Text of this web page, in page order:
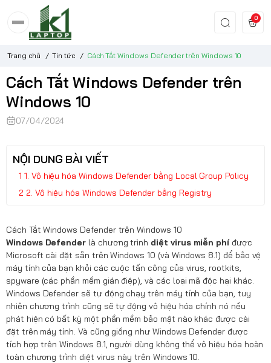
0
Trang chủ / Tin tức / Cách Tắt Windows Defender trên Windows 10
Cách Tắt Windows Defender trên
Windows 10
07/04/2024
NỘI DUNG BÀI VIẾT
1. Vô hiệu hóa Windows Defender bằng Local Group Policy
2. Vô hiệu hóa Windows Defender bằng Registry
Cách Tắt Windows Defender trên Windows 10
Windows Defender là chương trình diệt virus miễn phí được
Microsoft cài đặt sẵn trên Windows 10 (và Windows 8.1) để bảo vệ
máy tính của bạn khỏi các cuộc tấn công của virus, rootkits,
spyware (các phần mềm gián điệp), và các loại mã độc hại khác.
Windows Defender sẽ tự động chạy trên máy tính của bạn, tuy
nhiên chương trình cũng sẽ tự động vô hiệu hóa chính nó nếu
phát hiện có bất kỳ một phần mềm bảo mật nào khác được cài
đặt trên máy tính. Và cũng giống như Windows Defender được
tích hợp trên Windows 8.1, người dùng không thể vô hiệu hóa hoàn
toàn chương trình diệt virus này trên Windows 10.